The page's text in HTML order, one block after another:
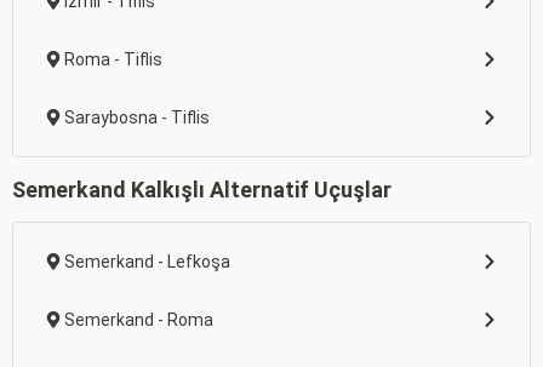
Roma - Tiflis
Saraybosna - Tiflis
Semerkand Kalkışlı Alternatif Uçuşlar
Semerkand - Lefkoşa
Semerkand - Roma